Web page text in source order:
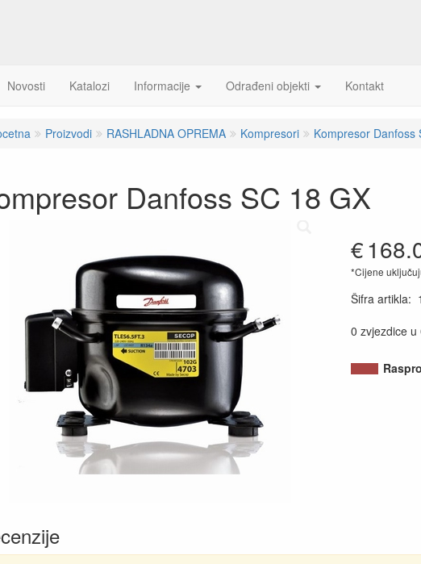
Novosti Katalozi Informacije Odrađeni objekti Kontakt
Proizvodi RASHLADNA OPREMA Kompresori Kompresor Danfoss
Danfoss SC 18 GX
€
*Cijene
Šifra artikla:
0 zvjezdice